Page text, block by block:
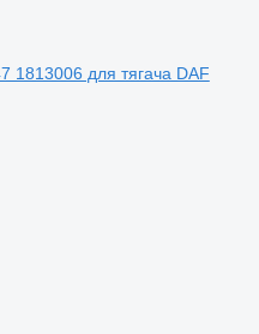
1813006 для тягача DAF